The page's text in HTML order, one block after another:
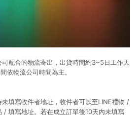
配合的物流寄出，出貨時間約3~5日工作天
依物流公司時間為主。
填寫收件者地址，收件者可以至LINE禮物 /
填寫地址。若在成立訂單後10天內未填寫